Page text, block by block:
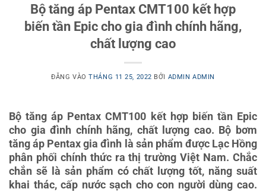
Bộ tăng áp Pentax CMT100 kết hợp
biến tần Epic cho gia đình chính hãng,
chất lượng cao
ĐĂNG VÀOTHÁNG 11 25, 2022 BỞI ADMIN ADMIN
Bộ tăng áp Pentax CMT100 kết hợp biến tần Epic
cho gia đình chính hãng, chất lượng cao. Bộ bơm
tăng áp Pentax gia đình là sản phẩm được Lạc Hồng
phân phối chính thức ra thị trường Việt Nam. Chắc
chắn sẽ là sản phẩm có chất lượng tốt, năng suất
khai thác, cấp nước sạch cho con người dùng cao.